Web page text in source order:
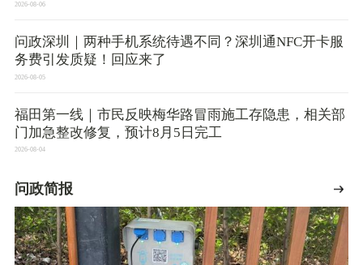
2026-08-06
问政深圳｜两种手机系统待遇不同？深圳通NFC开卡服
务费引发质疑！回应来了
2026-08-05
福田第一线｜市民反映梅华路冒雨施工存隐患，相关部
门加急整改修复，预计8月5日完工
2026-08-04
问政简报